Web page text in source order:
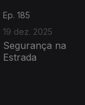
Ep. 185
19 dez. 2025
Segurança na
Estrada